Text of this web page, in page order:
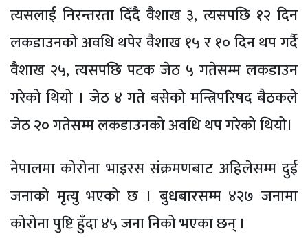
त्यसलाई निरन्तरता दिँदै वैशाख ३, त्यसपछि १२ दिन
लकडाउनको अवधि थपेर वैशाख १५ र १० दिन थप गर्दै
वैशाख २५, त्यसपछि पटक जेठ ५ गतेसम्म लकडाउन
गरेको थियो । जेठ ४ गते बसेको मन्त्रिपरिषद बैठकले
जेठ २० गतेसम्म लकडाउनको अवधि थप गरेको थियो।
नेपालमा कोरोना भाइरस संक्रमणबाट अहिलेसम्म दुई
जनाको मृत्यु भएको छ । बुधबारसम्म ४२७ जनामा
कोरोना पुष्टि हुँदा ४५ जना निको भएका छन् ।